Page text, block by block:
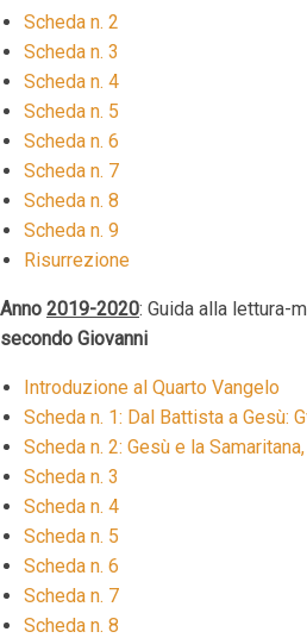
Scheda n. 2
Scheda n. 3
Scheda n. 4
Scheda n. 5
Scheda n. 6
Scheda n. 7
Scheda n. 8
Scheda n. 9
Risurrezione
Anno 2019-2020: Guida alla lettura-
secondo Giovanni
Introduzione al Quarto Vangelo
Scheda n. 1: Dal Battista a Gesù:
Scheda n. 2: Gesù e la
Scheda n. 3
Scheda n. 4
Scheda n. 5
Scheda n. 6
Scheda n. 7
Scheda n. 8